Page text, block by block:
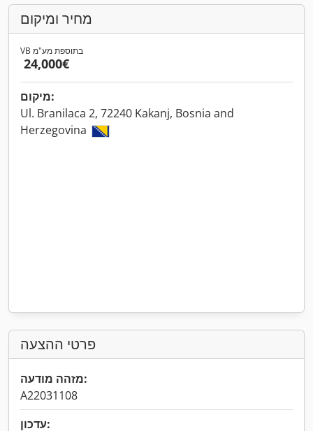
מחיר ומיקום
VB בתוספת מע"מ
‏24,000 ‏€
מיקום:
Ul. Branilaca 2, 72240 Kakanj, Bosnia and
Herzegovina
פרטי ההצעה
מזהה מודעה:
A22031108
עדכון: